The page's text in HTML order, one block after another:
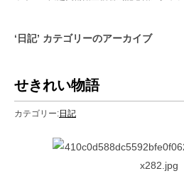
‘日記’ カテゴリーのアーカイブ
せきれい物語
カテゴリー:日記